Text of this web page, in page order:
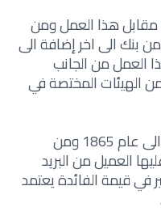
مقابل هذا العمل ومن
بنك الى اخر إضافة الى
العمل من الجانب
الهيئات المختصة في
حيث ان تاريخ تأسيس الهيئة يعود الى عام 1865 ومن
العميل من البريد
في قيمة الفائدة يعتمد